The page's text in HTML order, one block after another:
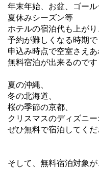
年末年始、お盆、ゴール
夏休みシーズン等
ホテルの宿泊代も上がり
予約が難しくなる時期で
申込み時点で空室さえあ
無料宿泊が出来るのです
夏の沖縄、
冬の北海道、
桜の季節の京都、
クリスマスのディズニー
ぜひ無料で宿泊してくだ
そして、無料宿泊対象が